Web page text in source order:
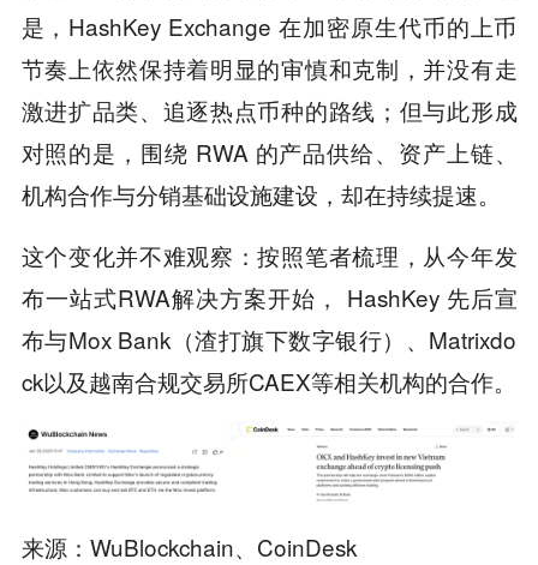
是，HashKey Exchange 在加密原生代币的上币
节奏上依然保持着明显的审慎和克制，并没有走
激进扩品类、追逐热点币种的路线；但与此形成
对照的是，围绕 RWA 的产品供给、资产上链、
机构合作与分销基础设施建设，却在持续提速。
这个变化并不难观察：按照笔者梳理，从今年发
布一站式RWA解决方案开始， HashKey 先后宣
布与Mox Bank（渣打旗下数字银行）、Matrixdo
ck以及越南合规交易所CAEX等相关机构的合作。
来源： WuBlockchain、 CoinDesk